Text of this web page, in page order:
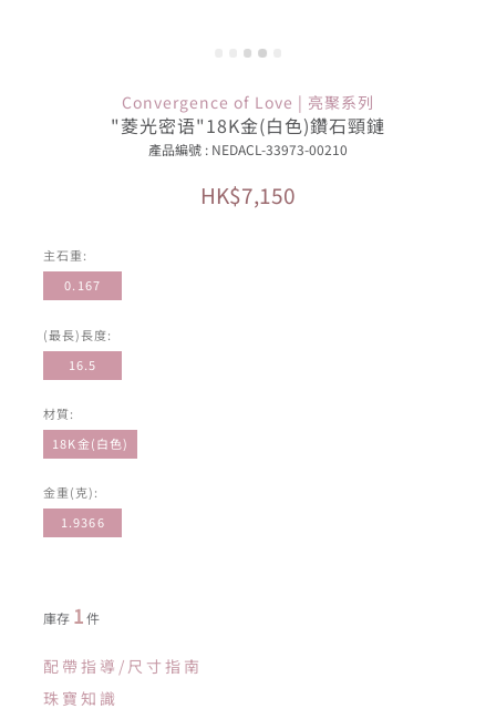
Convergence of Love | 亮聚系列
"菱光密语"18K金(白色)鑽石頸鏈
產品編號 : NEDACL-33973-00210
HK$7,150
主石重:
0.167
(最長)長度:
16.5
材質:
18K金(白色)
金重(克):
1.9366
庫存 1件
配帶指導/尺寸指南
珠寶知識